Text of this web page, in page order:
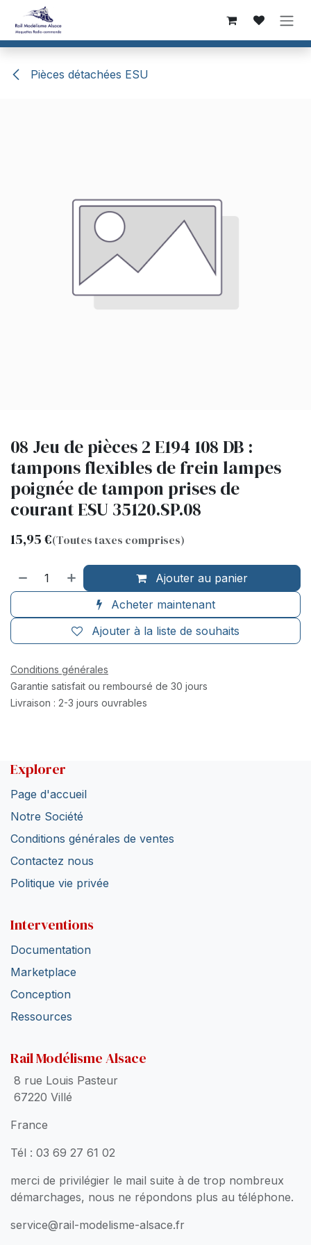
Se rendre au contenu
Pièces détachées ESU
08 Jeu de pièces 2 E194 108 DB :
tampons flexibles de frein lampes
poignée de tampon prises de
courant ESU 35120.SP.08
15,95€(Toutes taxes comprises)
Ajouter au panier
Acheter maintenant
Ajouter à la liste de souhaits
Conditions générales
Garantie satisfait ou remboursé de 30 jours
Livraison : 2-3 jours ouvrables
Explorer
Page d'accueil
Notre Société
Conditions générales de ventes
Contactez nous
Politique vie privée
Interventions
Documentation
Marketplace
Conception
Ressources
Rail Modélisme Alsace
8 rue Louis Pasteur
67220 Villé
France
Tél : 03 69 27 61 02
merci de privilégier le mail suite à de trop nombreux
démarchages, nous ne répondons plus au téléphone.
service@rail-modelisme-alsace.fr